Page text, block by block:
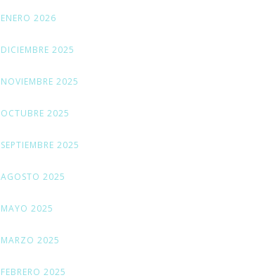
ENERO 2026
DICIEMBRE 2025
NOVIEMBRE 2025
OCTUBRE 2025
SEPTIEMBRE 2025
AGOSTO 2025
MAYO 2025
MARZO 2025
FEBRERO 2025